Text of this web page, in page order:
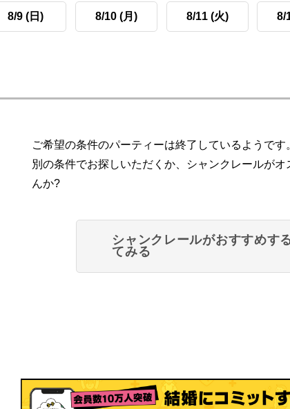
8/9 (日) 8/10 (月) 8/11 (火) 8/
ご希望の条件のパーティーは終了しているようです
別の条件でお探しいただくか、シャンクレールが
んか?
シャンクレールがおすすめす
てみる